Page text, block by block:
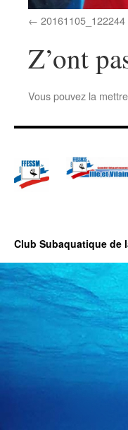
20161105_122244
Z’ont
Vous pouvez la
Club Subaquatique de